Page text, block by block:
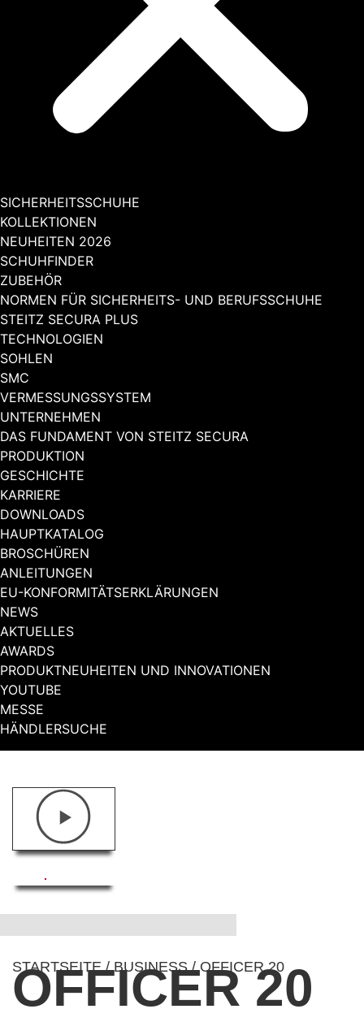
SICHERHEITSSCHUHE
KOLLEKTIONEN
NEUHEITEN 2026
SCHUHFINDER
ZUBEHÖR
NORMEN FÜR SICHERHEITS- UND BERUFSSCHUHE
STEITZ SECURA PLUS
TECHNOLOGIEN
SOHLEN
SMC
VERMESSUNGSSYSTEM
UNTERNEHMEN
DAS FUNDAMENT VON STEITZ SECURA
PRODUKTION
GESCHICHTE
KARRIERE
DOWNLOADS
HAUPTKATALOG
BROSCHÜREN
ANLEITUNGEN
EU-KONFORMITÄTSERKLÄRUNGEN
NEWS
AKTUELLES
AWARDS
PRODUKTNEUHEITEN UND INNOVATIONEN
YOUTUBE
MESSE
HÄNDLERSUCHE
STARTSEITE/BUSINESS/ OFFICER 20
OFFICER 20